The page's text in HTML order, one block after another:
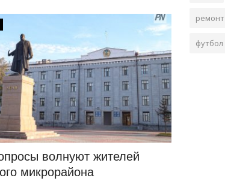
волнуют жителей
микрорайона
ремонт
футбол